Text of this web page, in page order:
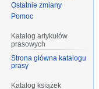
Ostatnie zmiany
Pomoc
Katalog artykułów
prasowych
Strona główna katalogu
prasy
Katalog książek